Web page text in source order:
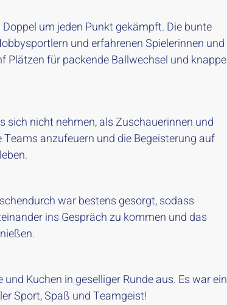
um jeden Punkt gekämpft. Die bunte
und erfahrenen Spielerinnen und
Plätzen für packende Ballwechsel und knappe
sich nicht nehmen, als Zuschauerinnen und
anzufeuern und die Begeisterung auf
war bestens gesorgt, sodass
ins Gespräch zu kommen und das
Kuchen in geselliger Runde aus. Es war ein
Sport, Spaß und Teamgeist!